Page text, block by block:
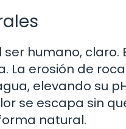
ser humano,
La erosión de
elevando su
se escapa sin
natural.